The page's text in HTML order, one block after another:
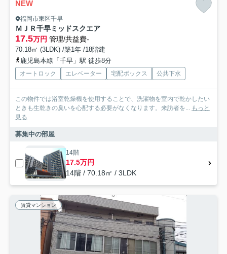
NEW
福岡市東区千早
ＭＪＲ千早ミッドスクエア
17.5万円 管理/共益費-
70.18㎡ (3LDK) /築1年 /18階建
鹿児島本線「千早」駅 徒歩8分
オートロック エレベーター 宅配ボックス 公共下水
この物件では浴室乾燥機を使用することで、洗濯物を室内で乾かしたい
ときも生乾きの臭いを心配する必要がなくなります。来訪者を... もっと
見る
募集中の部屋
14階
17.5万円
14階 / 70.18㎡ / 3LDK
賃貸マンション